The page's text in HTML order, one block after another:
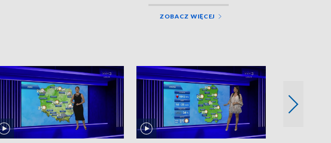
ZOBACZ WIĘCEJ